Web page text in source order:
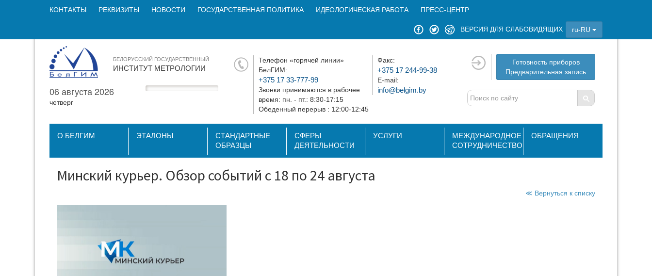
КОНТАКТЫ РЕКВИЗИТЫ НОВОСТИ ГОСУДАРСТВЕННАЯ ПОЛИТИКА ИДЕОЛОГИЧЕСКАЯ РАБОТА ПРЕСС-ЦЕНТР
ВЕРСИЯ ДЛЯ СЛАБОВИДЯЩИХ ru-RU
БЕЛОРУССКИЙ ГОСУДАРСТВЕННЫЙ
ИНСТИТУТ МЕТРОЛОГИИ
06 августа 2026
четверг
Телефон «горячей линии»
БелГИМ:
+375 17 33-777-99
Звонки принимаются в рабочее
время: пн. - пт.: 8:30-17:15
Обеденный перерыв : 12:00-12:45
Факс:
+375 17 244-99-38
E-mail:
info@belgim.by
Готовность приборов
Предварительная запись
О БЕЛГИМ ЭТАЛОНЫ
СТАНДАРТНЫЕ
ОБРАЗЦЫ
СФЕРЫ
ДЕЯТЕЛЬНОСТИ
УСЛУГИ
МЕЖДУНАРОДНОЕ
СОТРУДНИЧЕСТВО
ОБРАЩЕНИЯ
Минский курьер. Обзор событий с 18 по 24 августа
≪ Вернуться к списку